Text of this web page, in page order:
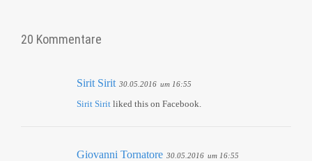
20 Kommentare
Sirit Sirit 30.05.2016 um 16:55
Sirit Sirit liked this on Facebook.
Giovanni Tornatore 30.05.2016 um 16:55